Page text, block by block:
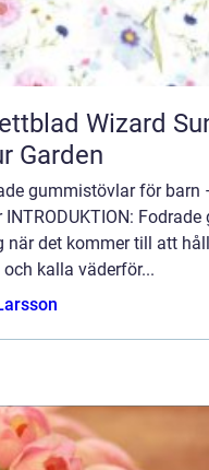
Wizard Sunset A Vibrant
Garden
gummistövlar för
INTRODUKTION:
när det kommer till att
kalla väderför...